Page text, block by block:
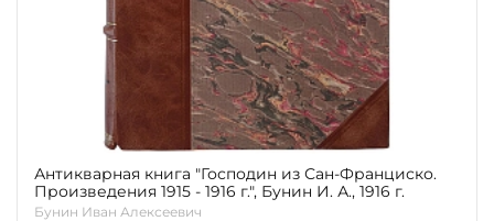
Антикварная книга "Господин из Сан-Франциско.
Произведения 1915 - 1916 г.", Бунин И. А., 1916 г.
Бунин Иван Алексеевич